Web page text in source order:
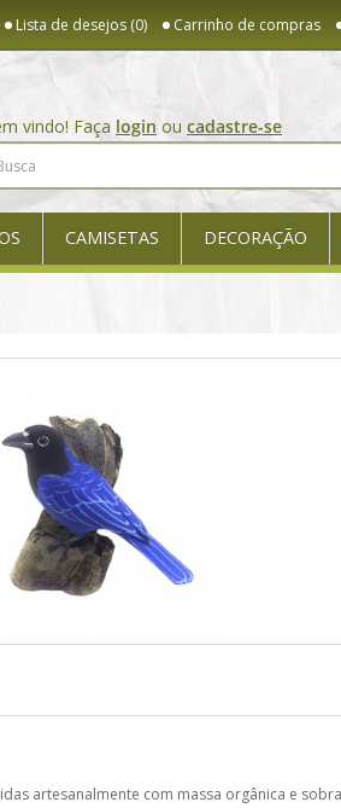
Lista de desejos (0) Carrinho de compras
vindo! Faça login ou cadastre-se
CAMISETAS DECORAÇÃO
artesanalmente com massa orgânica e